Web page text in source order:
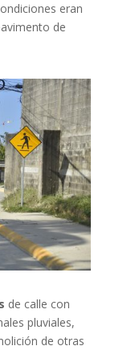
eran
de
de calle con
pluviales,
de otras